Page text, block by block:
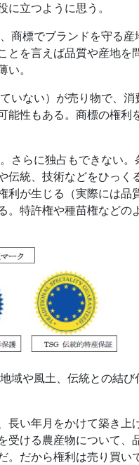
立つように思う。
標でブランドを守る
を言えば品質や産地
。
ない）が売り物で、
性もある。商標の権利
らに独占もできない
統、技術などをひっ
が生じる（実際には
特許権や種苗権などの
や風土、伝統との結
長い年月をかけて築き上
受ける農産物について、
。だから権利は売り買い